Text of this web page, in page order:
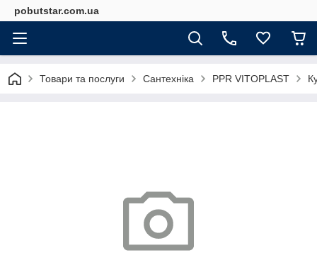
pobutstar.com.ua
Товари та послуги Сантехніка PPR VITOPLAST